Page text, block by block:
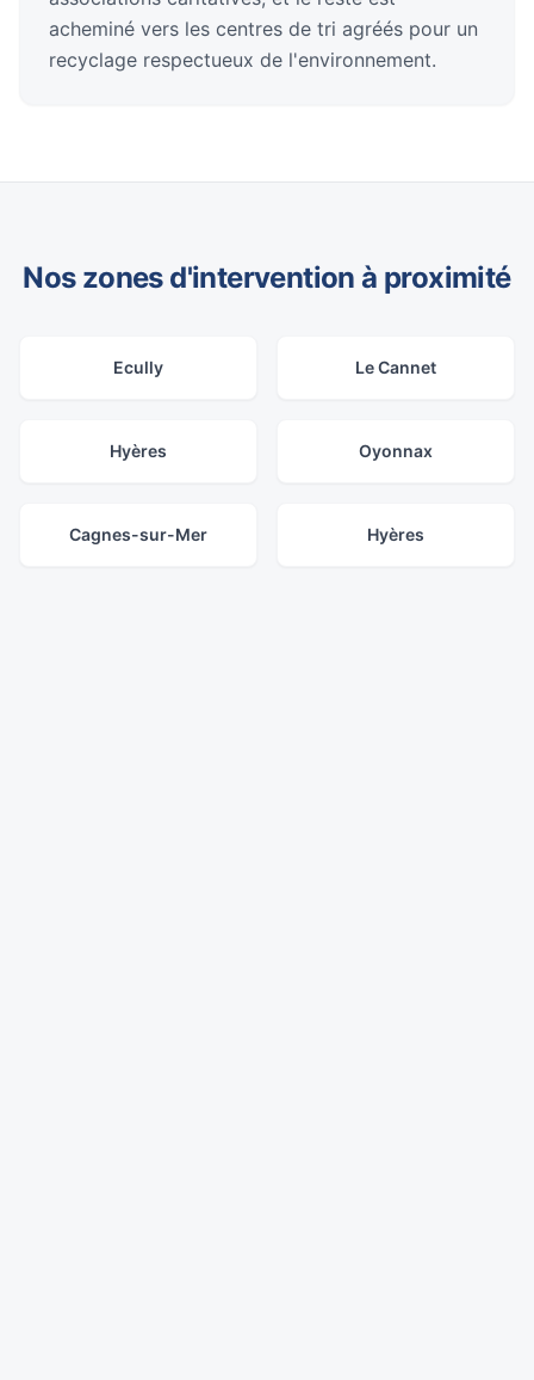
acheminé vers les centres de tri agréés pour un
recyclage respectueux de l'environnement.
Nos zones d'intervention à proximité
Ecully Le Cannet
Hyères Oyonnax
Cagnes-sur-Mer Hyères